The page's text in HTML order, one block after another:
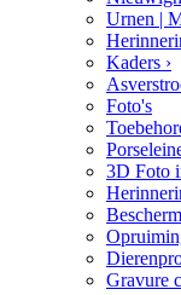
Urnen |
Kaders ›
Foto's
3D Foto
Gravure